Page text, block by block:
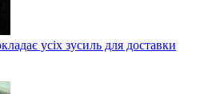
усіх зусиль для доставки